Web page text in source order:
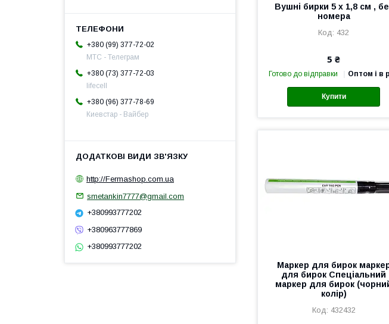
Вушні бирки 5 х 1,8 см ,
номера
432
5 ₴
Готово до відправки Оптом і в
Купити
Маркер для бирок
для бирок Спеціальний
маркер для бирок
колір)
432432
+380 (99) 377-72-02
МТС - Телеграм
+380 (73) 377-72-03
lifecell
+380 (96) 377-78-69
Киевстар - Вайбер
http://Fermashop.com.ua
smetankin7777@gmail.com
+380993777202
+380963777869
+380993777202